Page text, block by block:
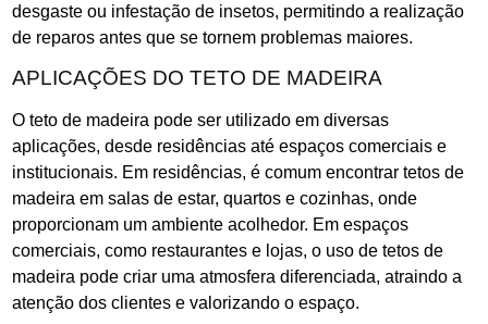
desgaste ou infestação de insetos, permitindo a realização
de reparos antes que se tornem problemas maiores.
APLICAÇÕES DO TETO DE MADEIRA
O teto de madeira pode ser utilizado em diversas
aplicações, desde residências até espaços comerciais e
institucionais. Em residências, é comum encontrar tetos de
madeira em salas de estar, quartos e cozinhas, onde
proporcionam um ambiente acolhedor. Em espaços
comerciais, como restaurantes e lojas, o uso de tetos de
madeira pode criar uma atmosfera diferenciada, atraindo a
atenção dos clientes e valorizando o espaço.